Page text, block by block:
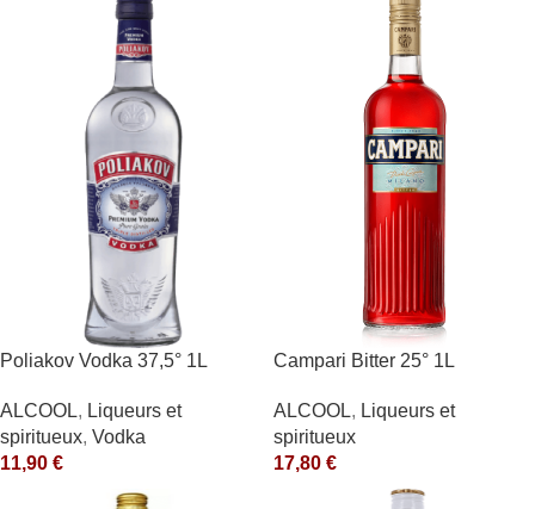
Poliakov Vodka 37,5° 1L
ALCOOL, Liqueurs et
spiritueux, Vodka
11,90 €
Campari Bitter 25° 1L
ALCOOL, Liqueurs et
spiritueux
17,80 €